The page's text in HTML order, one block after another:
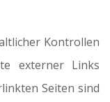
Kontrollen
externer Links
Seiten sind